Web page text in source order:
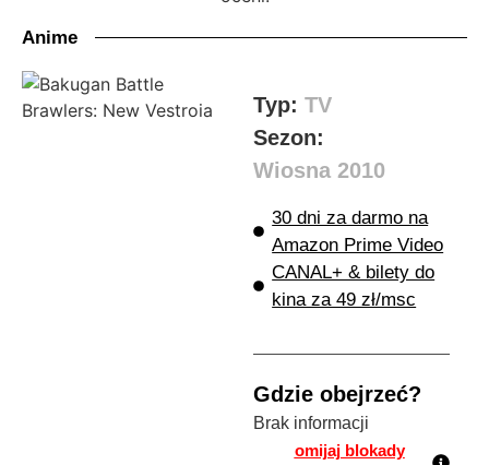
Anime
Typ: TV
Sezon:
Wiosna 2010
30 dni za darmo na
Amazon Prime Video
CANAL+ & bilety do
kina za 49 zł/msc
Gdzie obejrzeć?
Brak informacji
omijaj blokady